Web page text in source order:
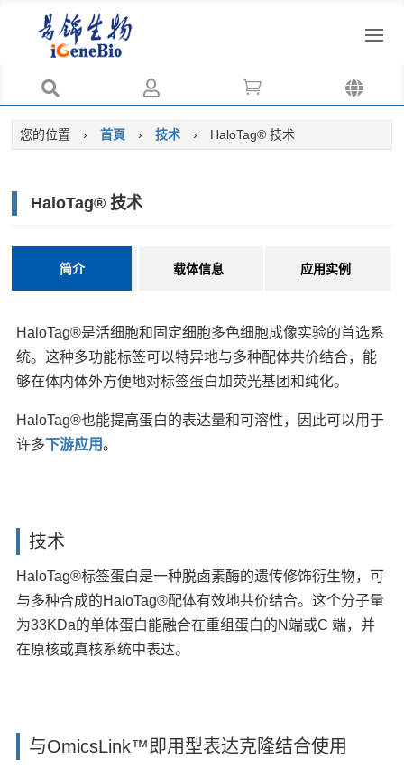
   
您的位置 › 首頁 › 技术 › HaloTag® 技术
HaloTag® 技术
简介 载体信息 应用实例
HaloTag®是活细胞和固定细胞多色细胞成像实验的首选系
统。这种多功能标签可以特异地与多种配体共价结合，能
够在体内体外方便地对标签蛋白加荧光基团和纯化。
HaloTag®也能提高蛋白的表达量和可溶性，因此可以用于
许多下游应用。
技术
HaloTag®标签蛋白是一种脱卤素酶的遗传修饰衍生物，可
与多种合成的HaloTag®配体有效地共价结合。这个分子量
为33KDa的单体蛋白能融合在重组蛋白的N端或C 端，并
在原核或真核系统中表达。
与OmicsLink™即用型表达克隆结合使用